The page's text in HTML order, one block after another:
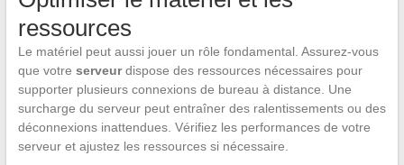
ressources
Le matériel peut aussi jouer un rôle fondamental. Assurez-vous
que votre serveurdispose des ressources nécessaires pour
supporter plusieurs connexions de bureau à distance. Une
surcharge du serveur peut entraîner des ralentissements ou des
déconnexions inattendues. Vérifiez les performances de votre
serveur et ajustez les ressources si nécessaire.